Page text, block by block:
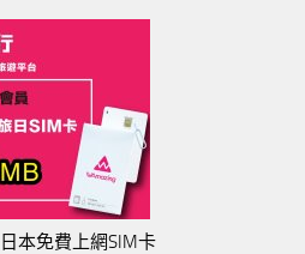
本免費上網SIM卡